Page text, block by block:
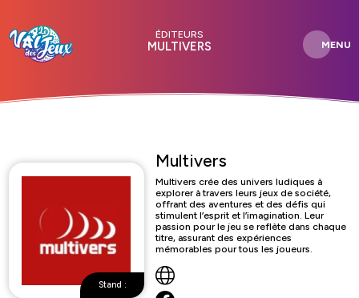
ÉDITEURS
MULTIVERS MENU
Stand :
Multivers
Multivers crée des univers ludiques à
explorer à travers leurs jeux de société,
offrant des aventures et des défis qui
stimulent l’esprit et l’imagination. Leur
passion pour le jeu se reflète dans chaque
titre, assurant des expériences
mémorables pour tous les joueurs.